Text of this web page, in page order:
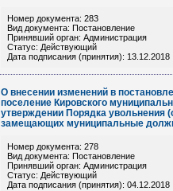
Номер документа: 283
Вид документа: Постановление
Принявший орган: Администрация
Статус: Действующий
Дата подписания (принятия): 13.12.2018
О внесении изменений в
поселение Кировского
утверждении Порядка увольнения
замещающих муниципальные
Номер документа: 278
Вид документа: Постановление
Принявший орган: Администрация
Статус: Действующий
Дата подписания (принятия): 04.12.2018